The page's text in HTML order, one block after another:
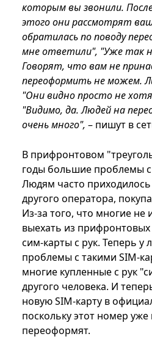
которым вы звонили.
этого они рассмотрят
обратилась по поводу
мне ответили", "Уже так
Говорят, что вам не
переоформить не можем.
"Они видно просто не
"Видимо, да. Людей на
очень много", – пишут в
В прифронтовом
годы большие проблемы
Людям часто
другого оператора,
Из-за того, что многие
выехать из
сим-карты с рук. Теперь у
проблемы с такими SIM-
многие купленные с рук
другого человека. И
новую SIM-карту в
поскольку этот номер уже
переоформят.